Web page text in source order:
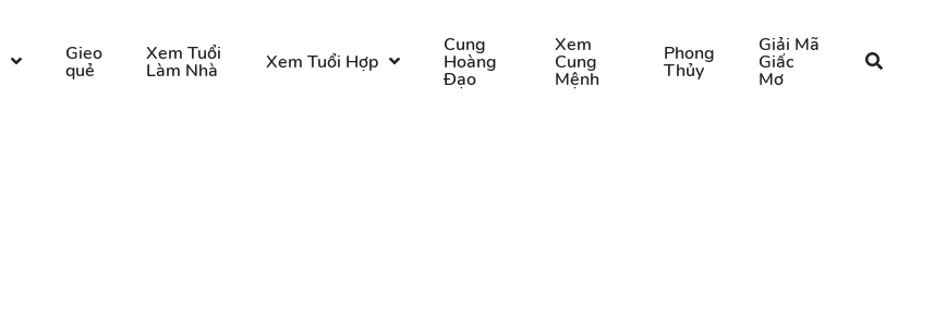
Gieo
quẻ
Xem Tuổi
Làm Nhà Xem Tuổi Hợp
Cung
Hoàng
Đạo
Xem
Cung
Mệnh
Phong
Thủy
Giải Mã
Giấc
Mơ